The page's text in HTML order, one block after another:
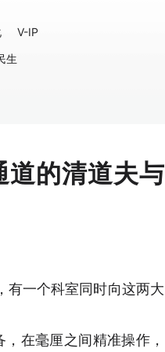
V-IP
生
道的清道夫与
有一个科室同时向这两大
在毫厘之间精准操作，